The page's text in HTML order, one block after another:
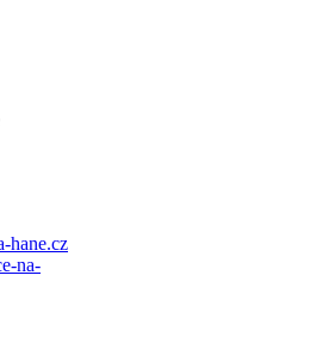
hane.cz
na-